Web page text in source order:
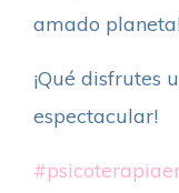
amado
¡Qué disfrutes
espectacular!